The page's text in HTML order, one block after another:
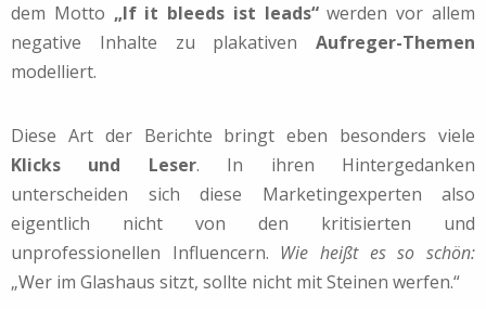
dem Motto „If it bleeds ist leads“werden vor allem
negative Inhalte zu plakativen Aufreger-Themen
modelliert.
Diese Art der Berichte bringt eben besonders viele
Klicks und Leser. In ihren Hintergedanken
unterscheiden sich diese Marketingexperten also
eigentlich nicht von den kritisierten und
unprofessionellen Influencern. Wie heißt es so schön:
„Wer im Glashaus sitzt, sollte nicht mit Steinen werfen.“